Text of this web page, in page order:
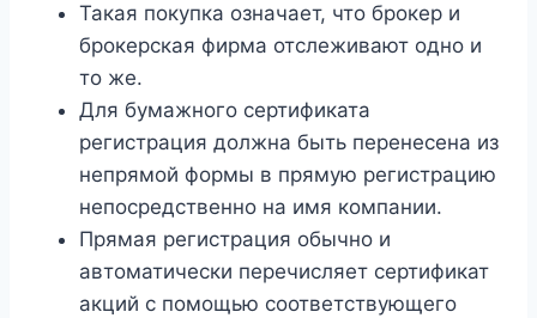
Такая покупка означает, что брокер и
брокерская фирма отслеживают одно и
то же.
Для бумажного сертификата
регистрация должна быть перенесена из
непрямой формы в прямую регистрацию
непосредственно на имя компании.
Прямая регистрация обычно и
автоматически перечисляет сертификат
акций с помощью соответствующего